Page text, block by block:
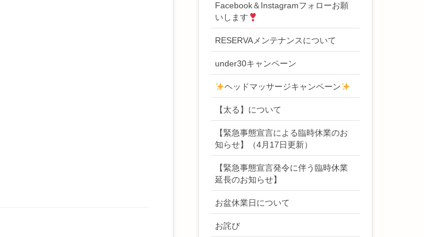
Facebook＆Instagramフォローお願
いします
RESERVAメンテナンスについて
under30キャンペーン
ヘッドマッサージキャンペーン
【太る】について
【緊急事態宣言による臨時休業のお
知らせ】（4月17日更新）
【緊急事態宣言発令に伴う臨時休業
延長のお知らせ】
お盆休業日について
お詫び